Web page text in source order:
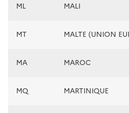
ML MALI
MT MALTE (UNION
MA MAROC
MQ MARTINIQUE